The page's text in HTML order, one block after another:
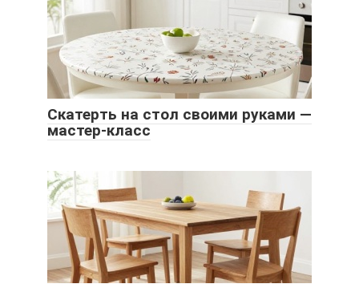
Скатерть на стол своими руками —
мастер-класс